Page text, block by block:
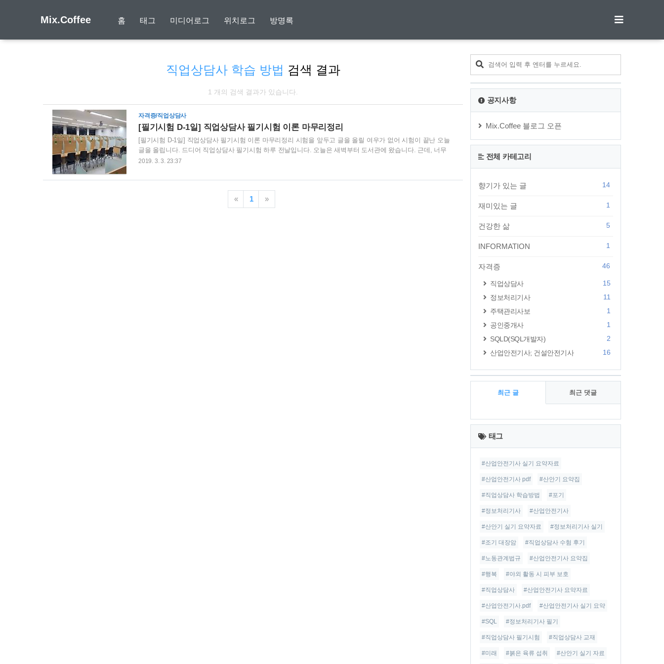
Mix.Coffee 홈 태그 미디어로그 위치로그 방명록
직업상담사 학습 방법 검색 결과
1 개의 검색 결과가 있습니다.
자격증/직업상담사
[필기시험 D-1일] 직업상담사 필기시험 이론 마무리정리
[필기시험 D-1일] 직업상담사 필기시험 이론 마무리정리 시험을 앞두고 글을 올릴 여우가 없어 시험이 끝난 오늘
글을 올립니다. 드디어 직업상담사 필기시험 하루 전날입니다. 오늘은 새벽부터 도서관에 왔습니다. 근데, 너무
일찍 왔습니다. 오전 7시에 문을 여는데, 도착하니 6시 30분입니다. 조금 기다렸더니 도서관 문을 열어줘서 들어
어 봐야 합니다. 정말 지겹게도 종일 앉아서 책만 봤습니다. 분명히 여러 번 보고 공부도 한 내용인데, 볼 때마다
여전히 새롭게 느껴집니다. 하지만 좌절하지 않고 알건 모르건 책을 읽고 넘겨가며, 중요하다고 생각하는 부분은
별도로 표시를 해 놓았습니다. 이렇게 전 과목..
2019. 3. 3. 23:37
« 1 »
공지사항
Mix.Coffee 블로그 오픈
전체 카테고리
향기가 있는 글 14
재미있는 글 1
건강한 삶 5
INFORMATION 1
자격증 46
직업상담사
15
정보처리기사
11
주택관리사보
1
공인중개사
1
SQLD(SQL개발자)
2
산업안전기사; 건설안전기사
16
최근 글 최근 댓글
최
근
글
태그
#산업안전기사 실기 요약자료
#산업안전기사 pdf #산안기 요약집
#직업상담사 학습방법 #포기
#정보처리기사 #산업안전기사
#산안기 실기 요약자료 #정보처리기사 실기
#조기 대장암 #직업상담사 수험 후기
#노동관계법규 #산업안전기사 요약집
#행복 #야외 활동 시 피부 보호
#직업상담사 #산업안전기사 요약자료
#산업안전기사.pdf #산업안전기사 실기 요약
#SQL #정보처리기사 필기
#직업상담사 필기시험 #직업상담사 교재
#미래 #붉은 육류 섭취 #산안기 실기 자료